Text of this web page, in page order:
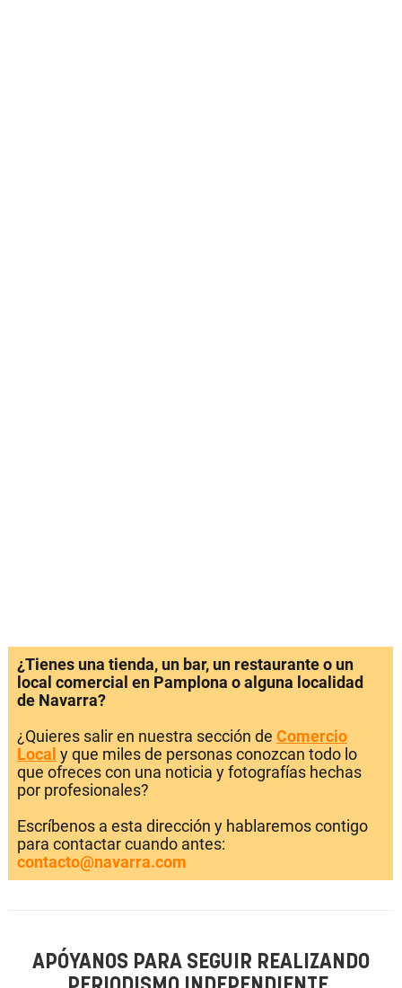
¿Tienes una tienda, un bar, un restaurante o un
local comercial en Pamplona o alguna localidad
de Navarra?
¿Quieres salir en nuestra sección de Comercio
Local y que miles de personas conozcan todo lo
que ofreces con una noticia y fotografías hechas
por profesionales?
Escríbenos a esta dirección y hablaremos contigo
para contactar cuando antes:
contacto@navarra.com
APÓYANOS PARA SEGUIR REALIZANDO